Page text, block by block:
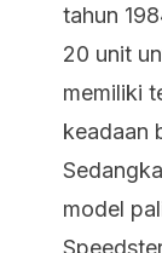
tahun
20 unit
memiliki
keadaan
model